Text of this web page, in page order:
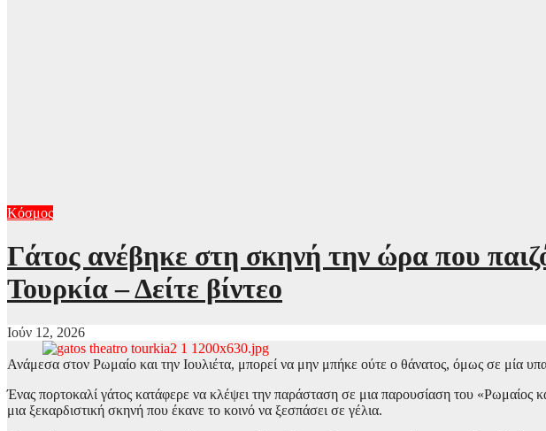
Κόσμος
Γάτος ανέβηκε στη σκηνή την ώρα που
Τουρκία – Δείτε βίντεο
Ιούν 12, 2026
Ανάμεσα στον Ρωμαίο και την Ιουλιέτα, μπορεί να μην μπήκε ούτε ο θάνατος, όμως σε μία
Ένας πορτοκαλί γάτος κατάφερε να κλέψει την παράσταση σε μια παρουσίαση του «Ρωμαίος
μια ξεκαρδιστική σκηνή που έκανε το κοινό να ξεσπάσει σε γέλια.